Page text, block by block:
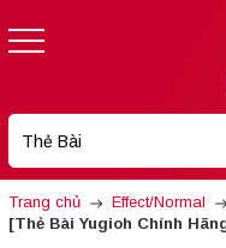
Trang chủ
Effect/Normal
[Thẻ Bài Yugioh Chính